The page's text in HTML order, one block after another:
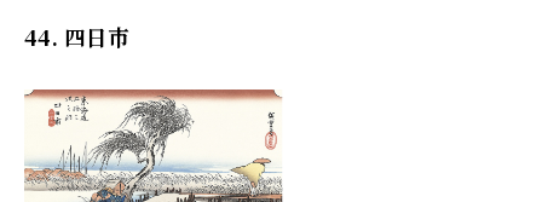
44. 四日市